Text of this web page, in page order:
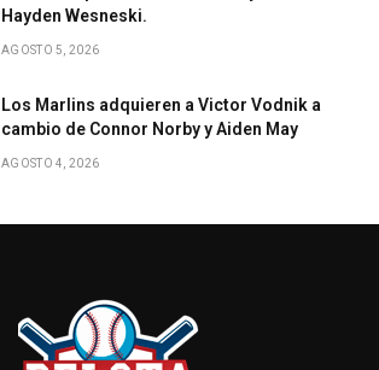
Hayden Wesneski.
AGOSTO 5, 2026
Los Marlins adquieren a Victor Vodnik a
cambio de Connor Norby y Aiden May
AGOSTO 4, 2026